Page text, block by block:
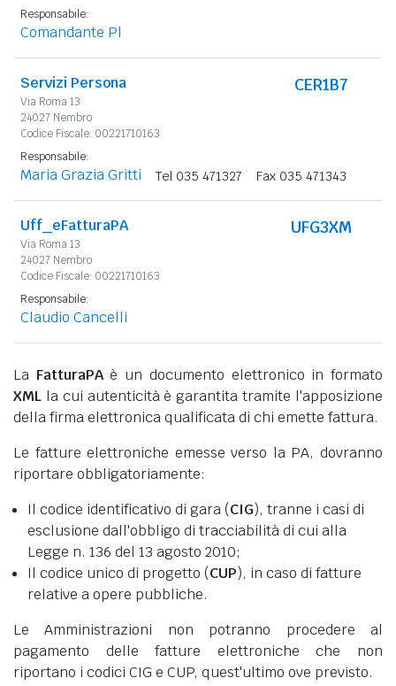
Responsabile:
Comandante Pl
Servizi Persona
Via Roma 13
24027 Nembro
Codice Fiscale: 00221710163
CER1B7
Responsabile:
Maria Grazia Gritti Tel 035 471327 Fax 035 471343
Uff_eFatturaPA
Via Roma 13
24027 Nembro
Codice Fiscale: 00221710163
UFG3XM
Responsabile:
Claudio Cancelli
La FatturaPAè un documento elettronico in formato
XML la cui autenticità è garantita tramite l'apposizione
della firma elettronica qualificata di chi emette fattura.
Le fatture elettroniche emesse verso la PA, dovranno
riportare obbligatoriamente:
Il codice identificativo di gara (CIG), tranne i casi di
esclusione dall'obbligo di tracciabilità di cui alla
Legge n. 136 del 13 agosto 2010;
Il codice unico di progetto (CUP), in caso di fatture
relative a opere pubbliche.
Le Amministrazioni non potranno procedere al
pagamento delle fatture elettroniche che non
riportano i codici CIG e CUP, quest'ultimo ove previsto.